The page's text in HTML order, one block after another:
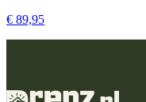
€ 89,95